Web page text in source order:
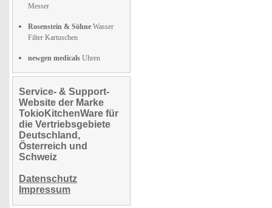
Messer
Rosenstein & Söhne Wasser
Filter Kartuschen
newgen medicals Uhren
Service- & Support-
Website der Marke
TokioKitchenWare für
die Vertriebsgebiete
Deutschland,
Österreich und
Schweiz
Datenschutz
Impressum